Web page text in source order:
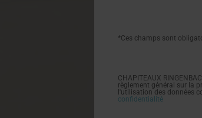
*Ces champs sont
CHAPITEAUX
règlement général sur la
l'utilisation des données
confidentialité